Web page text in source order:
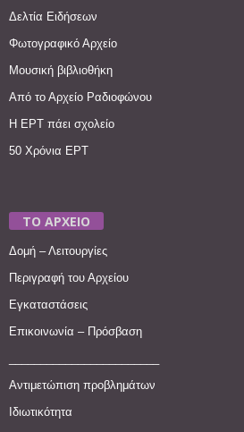
Δελτία Ειδήσεων
Φωτογραφικό Αρχείο
Μουσική βιβλιοθήκη
Από το Αρχείο Ραδιοφώνου
Η ΕΡΤ πάει σχολείο
50 Χρόνια ΕΡΤ
ΤΟ ΑΡΧΕΙΟ
Δομή – Λειτουργίες
Περιγραφή του Αρχείου
Εγκαταστάσεις
Επικοινωνία – Πρόσβαση
Αντιμετώπιση προβλημάτων
Ιδιωτικότητα